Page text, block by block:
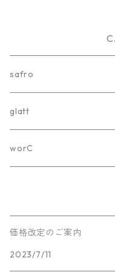
safro
ホワイトボード
カラーボード
glatt
worC
worC-001-Black
worC-002-White
worC-003
価格改定のご案内
2023/7/11